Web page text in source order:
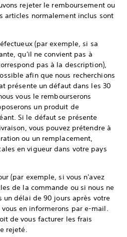
rejeter le remboursement ou
articles normalement inclus sont
(par exemple, si sa
qu'il ne convient pas à
pas à la description),
afin que nous recherchions
présente un défaut dans les 30
vous le rembourserons
un produit de
Si le défaut se présente
vous pouvez prétendre à
ou un remplacement,
en vigueur dans votre pays
(par exemple, si vous n'avez
de la commande ou si nous ne
un délai de 90 jours après votre
en informerons par e-mail.
de vous facturer les frais
rejeté.